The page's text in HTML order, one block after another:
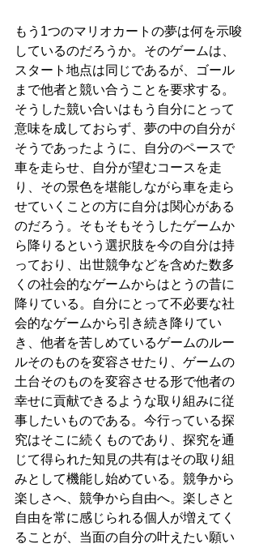
もう1つのマリオカートの夢は何を示唆
しているのだろうか。そのゲームは、
スタート地点は同じであるが、ゴール
まで他者と競い合うことを要求する。
そうした競い合いはもう自分にとって
意味を成しておらず、夢の中の自分が
そうであったように、自分のペースで
車を走らせ、自分が望むコースを走
り、その景色を堪能しながら車を走ら
せていくことの方に自分は関心がある
のだろう。そもそもそうしたゲームか
ら降りるという選択肢を今の自分は持
っており、出世競争などを含めた数多
くの社会的なゲームからはとうの昔に
降りている。自分にとって不必要な社
会的なゲームから引き続き降りてい
き、他者を苦しめているゲームのルー
ルそのものを変容させたり、ゲームの
土台そのものを変容させる形で他者の
幸せに貢献できるような取り組みに従
事したいものである。今行っている探
究はそこに続くものであり、探究を通
じて得られた知見の共有はその取り組
みとして機能し始めている。競争から
楽しさへ、競争から自由へ。楽しさと
自由を常に感じられる個人が増えてく
ることが、当面の自分の叶えたい願い